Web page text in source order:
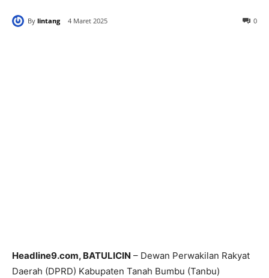
By lintang 4 Maret 2025 0
Headline9.com, BATULICIN – Dewan Perwakilan Rakyat
Daerah (DPRD) Kabupaten Tanah Bumbu (Tanbu)